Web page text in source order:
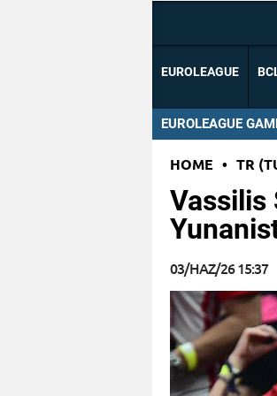
EUROLEAGUE
EUROLEAGUE
HOME • TR
Vassilis
03/HAZ/26 15:37